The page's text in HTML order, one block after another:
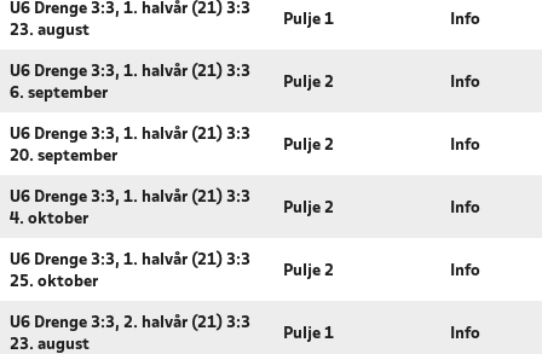
U6 Drenge 3:3, 1. halvår (21) 3:3
23. august
Pulje 1 Info
U6 Drenge 3:3, 1. halvår (21) 3:3
6. september
Pulje 2 Info
U6 Drenge 3:3, 1. halvår (21) 3:3
20. september
Pulje 2 Info
U6 Drenge 3:3, 1. halvår (21) 3:3
4. oktober
Pulje 2 Info
U6 Drenge 3:3, 1. halvår (21) 3:3
25. oktober
Pulje 2 Info
U6 Drenge 3:3, 2. halvår (21) 3:3
23. august
Pulje 1 Info